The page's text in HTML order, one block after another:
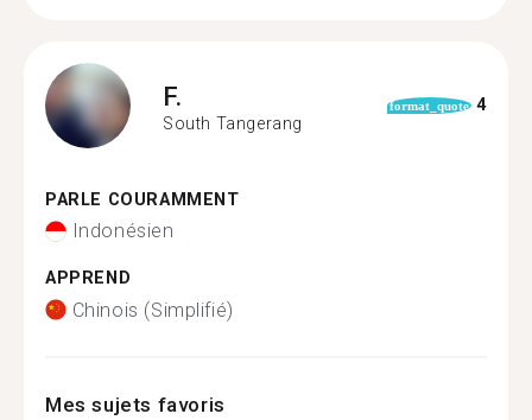
F.
South Tangerang
format_quote 4
PARLE COURAMMENT
Indonésien
APPREND
Chinois (Simplifié)
Mes sujets favoris